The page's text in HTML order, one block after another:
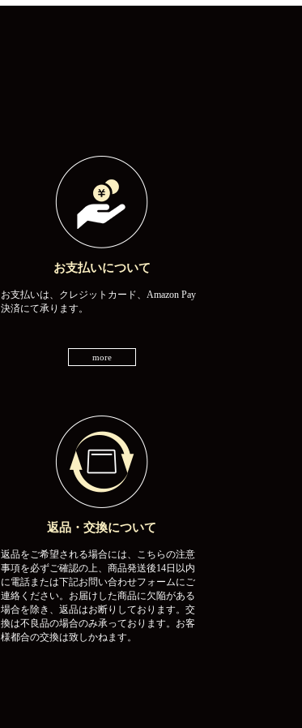
お支払いについて
お支払いは、クレジットカード、Amazon Pay
決済にて承ります。
more
返品・交換について
返品をご希望される場合には、こちらの注意
事項を必ずご確認の上、商品発送後14日以内
に電話または下記お問い合わせフォームにご
連絡ください。お届けした商品に欠陥がある
場合を除き、返品はお断りしております。交
換は不良品の場合のみ承っております。お客
様都合の交換は致しかねます。